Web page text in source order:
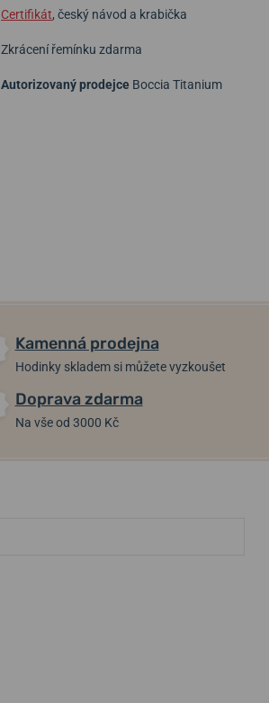
Certifikát, český návod a krabička
Zkrácení řemínku zdarma
Autorizovaný prodejce Boccia Titanium
Kamenná prodejna
Hodinky skladem si můžete vyzkoušet
Doprava zdarma
Na vše od 3000 Kč